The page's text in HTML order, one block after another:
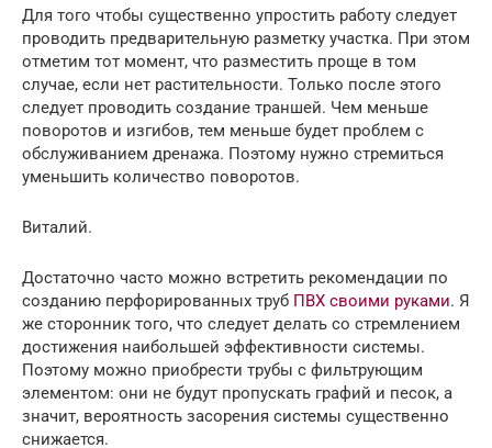
Для того чтобы существенно упростить работу следует
проводить предварительную разметку участка. При этом
отметим тот момент, что разместить проще в том
случае, если нет растительности. Только после этого
следует проводить создание траншей. Чем меньше
поворотов и изгибов, тем меньше будет проблем с
обслуживанием дренажа. Поэтому нужно стремиться
уменьшить количество поворотов.
Виталий.
Достаточно часто можно встретить рекомендации по
созданию перфорированных труб ПВХ своими руками. Я
же сторонник того, что следует делать со стремлением
достижения наибольшей эффективности системы.
Поэтому можно приобрести трубы с фильтрующим
элементом: они не будут пропускать графий и песок, а
значит, вероятность засорения системы существенно
снижается.